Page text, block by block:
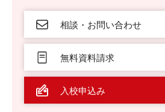
相談・お問い合わせ
無料資料請求
入校申込み